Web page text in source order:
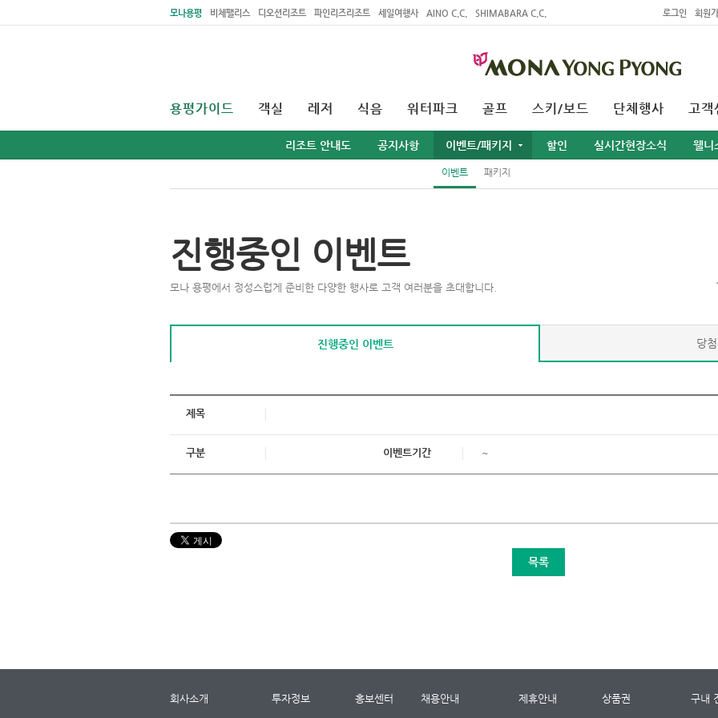
모나용평 비체팰리스 디오션리조트 파인리즈리조트 세일여행사 AINO C.C. SHIMABARA C.C. 로그인 회원
용평가이드
리조트 안내도 공지사항 이벤트/패키지
이벤트 패키지
할인 실시간현장소식 웰니
객실 레저 식음 워터파크 골프 스키/보드 단체행사 고객
진행중인 이벤트
모나 용평에서 정성스럽게 준비한 다양한 행사로 고객 여러분을 초대합니다.
진행중인 이벤트 당
제목
구분 이벤트기간 ~
목록
회사소개 투자정보 홍보센터 채용안내 제휴안내 상품권 구내